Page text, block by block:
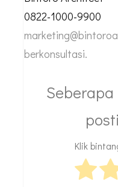
jasa tersebut
berbagai
pembangunan
hubungi
0822-1000-9900